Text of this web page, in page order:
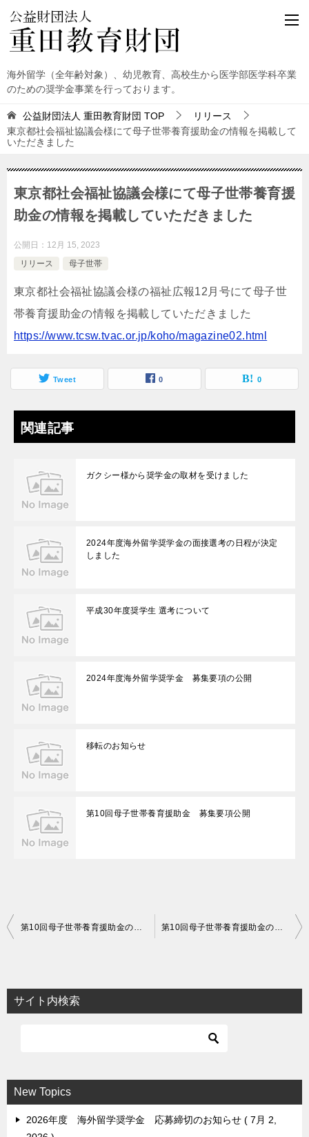
海外留学（全年齢対象）、幼児教育、高校生から医学部医学科卒業
のための奨学金事業を行っております。
公益財団法人 重田教育財団 TOP
リリース
東京都社会福祉協議会様にて母子世帯養育援助金の情報を掲載して
いただきました
東京都社会福祉協議会様にて母子世帯養育援
助金の情報を掲載していただきました
公開日： 12月 15, 2023
リリース
母子世帯
東京都社会福祉協議会様の福祉広報12月号にて母子世
帯養育援助金の情報を掲載していただきました
https://www.tcsw.tvac.or.jp/koho/magazine02.html
Tweet 0 0
関連記事
ガクシー様から奨学金の取材を受けました
2024年度海外留学奨学金の面接選考の日程が決定
しました
平成30年度奨学生 選考について
2024年度海外留学奨学金 募集要項の公開
移転のお知らせ
第10回母子世帯養育援助金 募集要項公開
投
ビ
ゲ
ョ
ン
第10回母子世帯養育援助金の募集を開始しました 第10回母子世帯養育援助金の応募を締め切りました
サイト内検索
New Topics
2026年度 海外留学奨学金 応募締切のお知らせ
7月 2,